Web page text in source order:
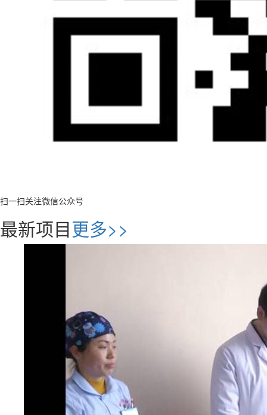
扫一扫关注微信公众号
最新项目更多>>